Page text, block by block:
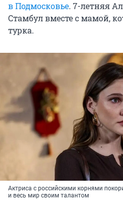
в Подмосковье. 7-летняя
Стамбул вместе с мамой,
турка.
Актриса с российскими корнями
и весь мир своим талантом